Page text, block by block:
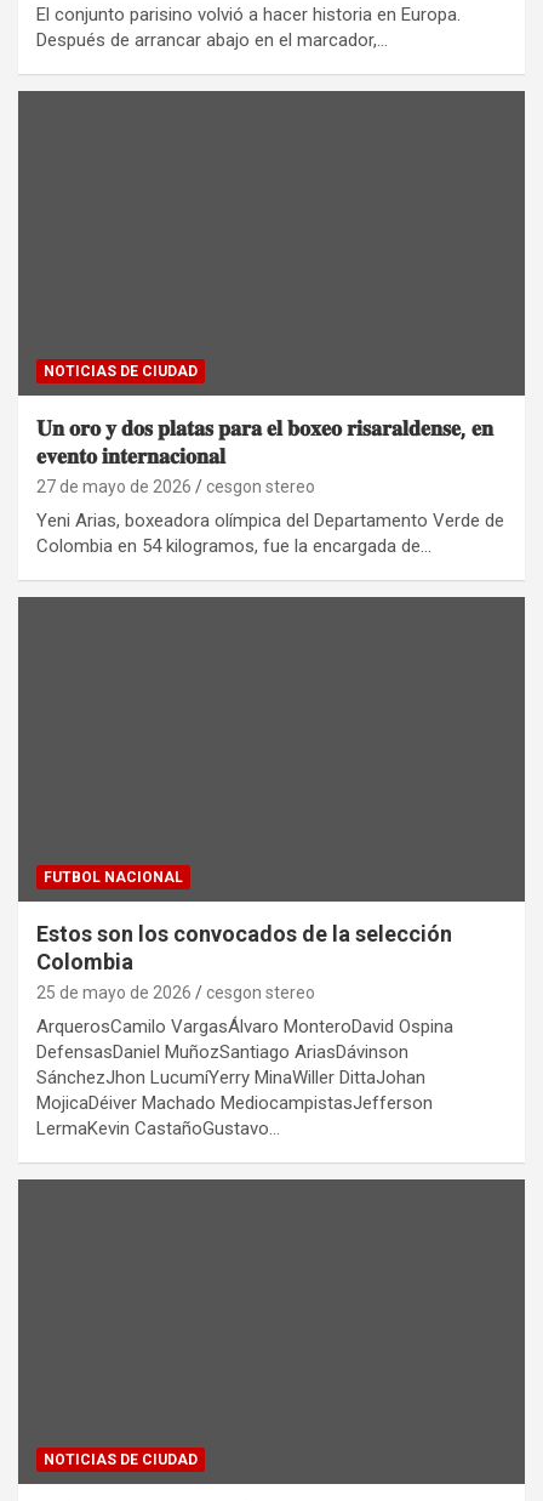
El conjunto parisino volvió a hacer historia en Europa.
Después de arrancar abajo en el marcador,…
NOTICIAS DE CIUDAD
𝐔𝐧 𝐨𝐫𝐨 𝐲 𝐝𝐨𝐬 𝐩𝐥𝐚𝐭𝐚𝐬 𝐩𝐚𝐫𝐚 𝐞𝐥 𝐛𝐨𝐱𝐞𝐨 𝐫𝐢𝐬𝐚𝐫𝐚𝐥𝐝𝐞𝐧𝐬𝐞, 𝐞𝐧
𝐞𝐯𝐞𝐧𝐭𝐨 𝐢𝐧𝐭𝐞𝐫𝐧𝐚𝐜𝐢𝐨𝐧𝐚𝐥
27 de mayo de 2026 cesgon stereo
Yeni Arias, boxeadora olímpica del Departamento Verde de
Colombia en 54 kilogramos, fue la encargada de…
FUTBOL NACIONAL
Estos son los convocados de la selección
Colombia
25 de mayo de 2026 cesgon stereo
ArquerosCamilo VargasÁlvaro MonteroDavid Ospina
DefensasDaniel MuñozSantiago AriasDávinson
SánchezJhon LucumíYerry MinaWiller DittaJohan
MojicaDéiver Machado MediocampistasJefferson
LermaKevin CastañoGustavo…
NOTICIAS DE CIUDAD